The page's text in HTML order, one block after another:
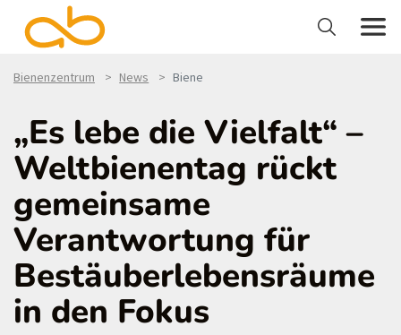
Bienenzentrum News Biene
„Es lebe die Vielfalt“ –
Weltbienentag rückt
gemeinsame
Verantwortung für
Bestäuberlebensräume
in den Fokus